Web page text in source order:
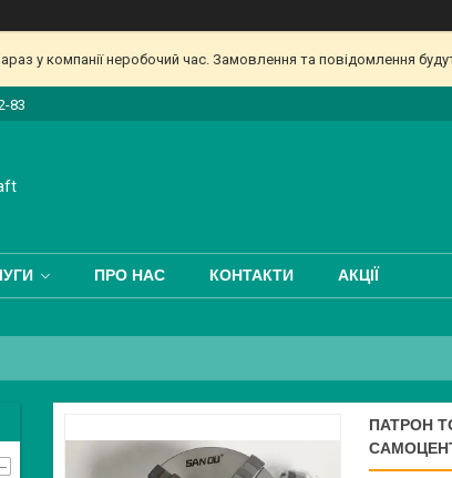
у компанії неробочий час. Замовлення та повідомлення
83
ПРО НАС КОНТАКТИ АКЦІЇ
ПАТРОН